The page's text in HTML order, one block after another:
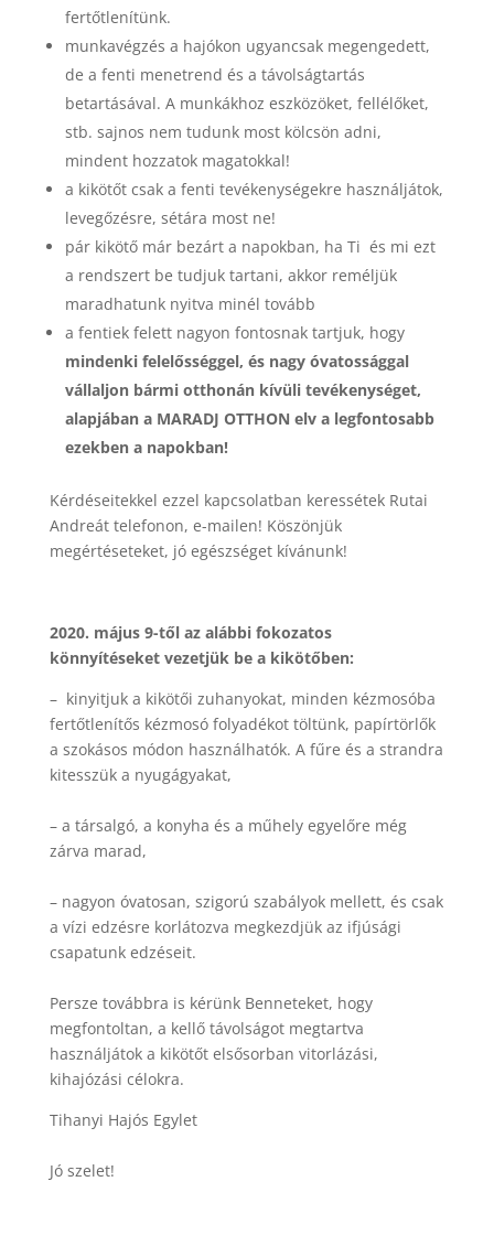
fertőtlenítünk.
munkavégzés a hajókon ugyancsak megengedett,
de a fenti menetrend és a távolságtartás
betartásával. A munkákhoz eszközöket, fellélőket,
stb. sajnos nem tudunk most kölcsön adni,
mindent hozzatok magatokkal!
a kikötőt csak a fenti tevékenységekre használjátok,
levegőzésre, sétára most ne!
pár kikötő már bezárt a napokban, ha Ti és mi ezt
a rendszert be tudjuk tartani, akkor reméljük
maradhatunk nyitva minél tovább
a fentiek felett nagyon fontosnak tartjuk, hogy
mindenki felelősséggel, és nagy óvatossággal
vállaljon bármi otthonán kívüli tevékenységet,
alapjában a MARADJ OTTHON elv a legfontosabb
ezekben a napokban!
Kérdéseitekkel ezzel kapcsolatban keressétek Rutai
Andreát telefonon, e-mailen! Köszönjük
megértéseteket, jó egészséget kívánunk!
2020. május 9-től az alábbi fokozatos
könnyítéseket vezetjük be a kikötőben:
– kinyitjuk a kikötői zuhanyokat, minden kézmosóba
fertőtlenítős kézmosó folyadékot töltünk, papírtörlők
a szokásos módon használhatók. A fűre és a strandra
kitesszük a nyugágyakat,
– a társalgó, a konyha és a műhely egyelőre még
zárva marad,
– nagyon óvatosan, szigorú szabályok mellett, és csak
a vízi edzésre korlátozva megkezdjük az ifjúsági
csapatunk edzéseit.
Persze továbbra is kérünk Benneteket, hogy
megfontoltan, a kellő távolságot megtartva
használjátok a kikötőt elsősorban vitorlázási,
kihajózási célokra.
Tihanyi Hajós Egylet
Jó szelet!